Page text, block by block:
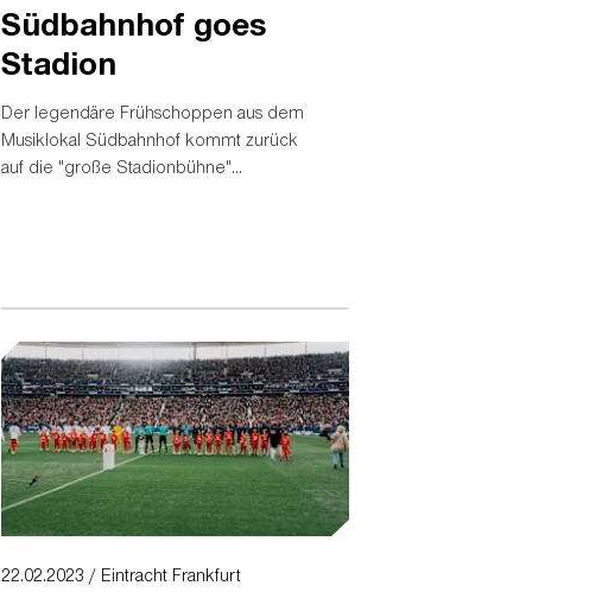
Südbahnhof goes
Stadion
Der legendäre Frühschoppen aus dem
Musiklokal Südbahnhof kommt zurück
auf die "große Stadionbühne"...
22.02.2023 / Eintracht Frankfurt